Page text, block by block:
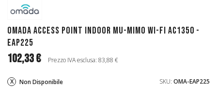
Omada Access Point Indoor MU-MIMO Wi-Fi AC1350 -
EAP225
102,33 € Prezzo IVA esclusa: 83,88 €
Non Disponibile SKU: OMA-EAP225